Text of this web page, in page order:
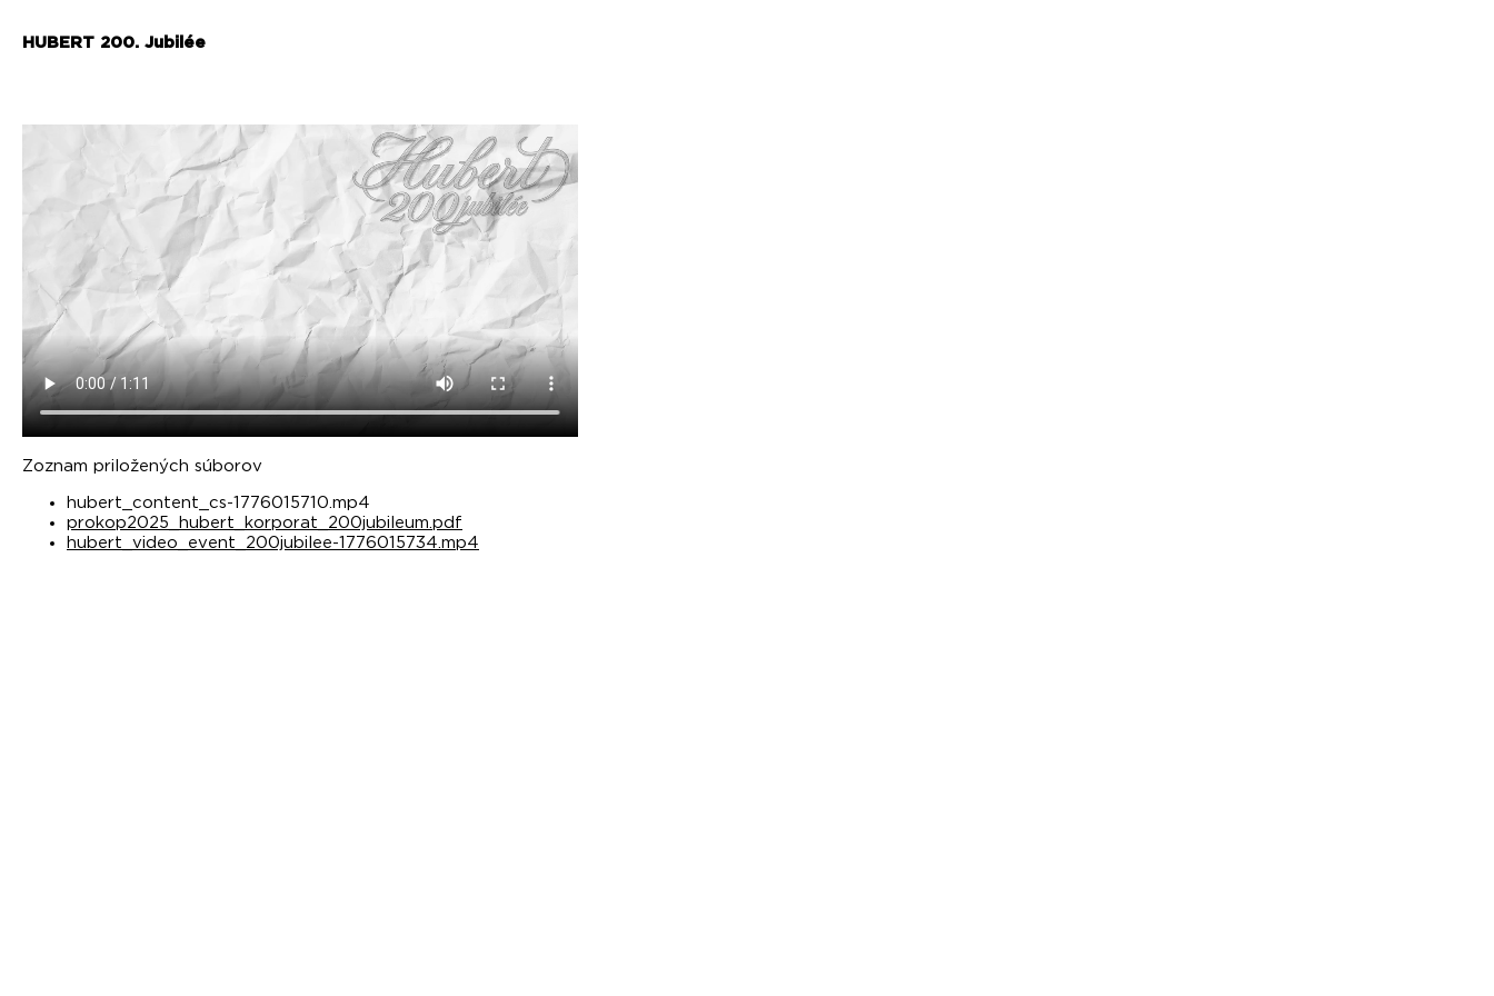
HUBERT 200. Jubilée
Zoznam priložených súborov
hubert_content_cs-1776015710.mp4
prokop2025_hubert_korporat_200jubileum.pdf
hubert_video_event_200jubilee-1776015734.mp4